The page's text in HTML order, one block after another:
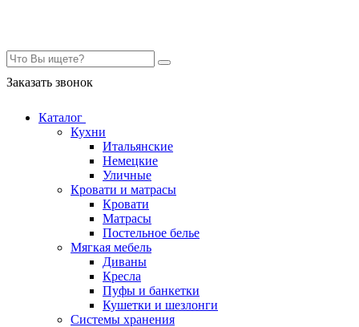
Заказать звонок
Каталог
Кухни
Итальянские
Немецкие
Уличные
Кровати и матрасы
Кровати
Матрасы
Постельное белье
Мягкая мебель
Диваны
Кресла
Пуфы и банкетки
Кушетки и шезлонги
Системы хранения